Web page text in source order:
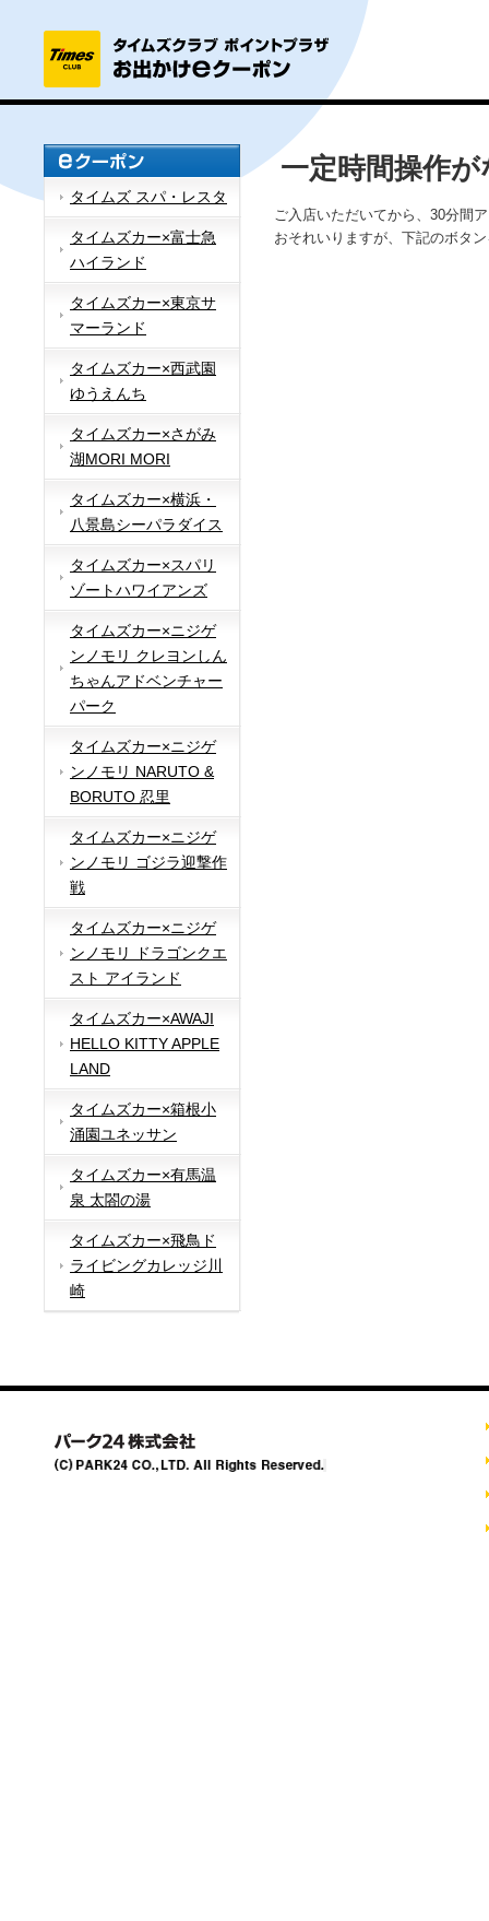
タイムズ スパ・レスタ
タイムズカー×富士急
ハイランド
タイムズカー×東京サ
マーランド
タイムズカー×西武園
ゆうえんち
タイムズカー×さがみ
湖MORI MORI
タイムズカー×横浜・
八景島シーパラダイス
タイムズカー×スパリ
ゾートハワイアンズ
タイムズカー×ニジゲ
ンノモリ クレヨンしん
ちゃんアドベンチャー
パーク
タイムズカー×ニジゲ
ンノモリ NARUTO &
BORUTO 忍里
タイムズカー×ニジゲ
ンノモリ ゴジラ迎撃作
戦
タイムズカー×ニジゲ
ンノモリ ドラゴンクエ
スト アイランド
タイムズカー×AWAJI
HELLO KITTY APPLE
LAND
タイムズカー×箱根小
涌園ユネッサン
タイムズカー×有馬温
泉 太閤の湯
タイムズカー×飛鳥ド
ライビングカレッジ川
崎
一定時間操作
ご入店いただいてから、30分間
おそれいりますが、下記のボタ